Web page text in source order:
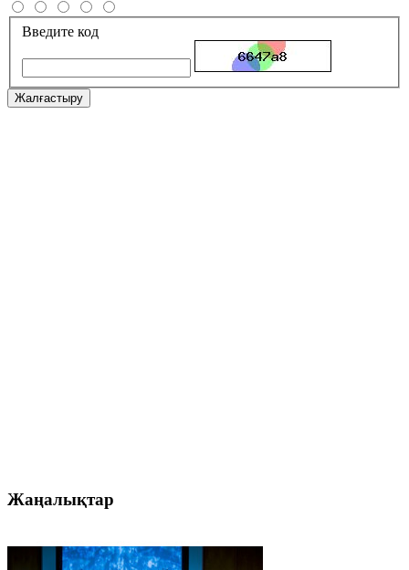
Введите код
Жалғастыру
Жаңалықтар